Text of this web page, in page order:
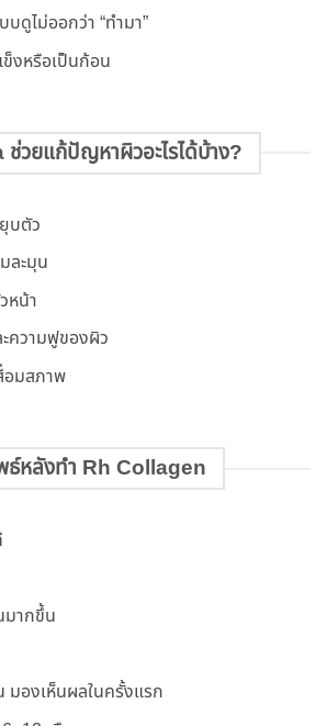
ดูไม่ออกว่า “ทำมา”
งหรือเป็นก้อน
วยแก้ปัญหาผิวอะไรได้บ้าง?
บตัว
ละมุน
หน้า
ความฟูของผิว
อมสภาพ
ธ์หลังทำ Rh Collagen
ากขึ้น
มองเห็นผลในครั้งแรก